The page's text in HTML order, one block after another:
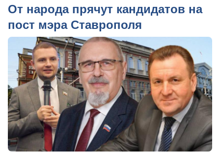
От народа прячут кандидатов на
пост мэра Ставрополя